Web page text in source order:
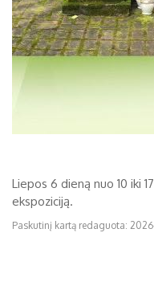
Liepos 6 dieną nuo 10 iki
ekspoziciją.
Paskutinį kartą redaguota: